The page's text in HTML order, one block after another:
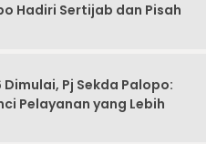
Hadiri Sertijab dan Pisah
Pj Sekda Palopo:
Pelayanan yang Lebih